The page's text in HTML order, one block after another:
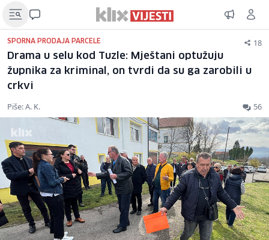
SPORNA PRODAJA PARCELE 18
Drama u selu kod Tuzle: Mještani optužuju
župnika za kriminal, on tvrdi da su ga zarobili u
crkvi
Piše: A. K. 56